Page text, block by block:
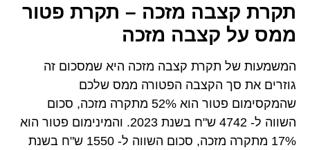
תקרת קצבה מזכה – תקרת פטור
ממס על קצבה מזכה
המשמעות של תקרת קצבה מזכה היא שמסכום זה
גוזרים את סך הקצבה הפטורה ממס שלכם
שהמקסימום פטור הוא 52% מתקרה מזכה, סכום
השווה ל- 4742 ש"ח בשנת 2023. והמינימום פטור הוא
17% מתקרה מזכה, סכום השווה ל- 1550 ש"ח בשנת